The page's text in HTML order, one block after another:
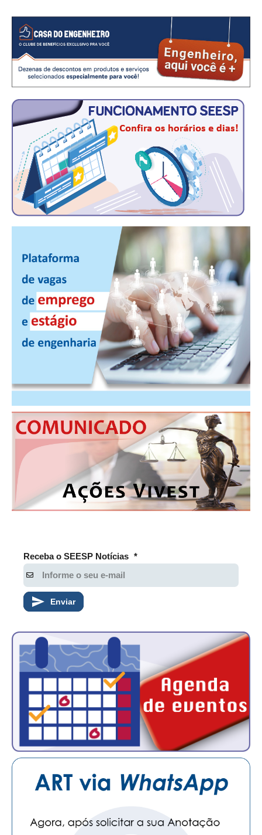
SEESPPREV
CONSÓRCIOS
CAMPANHAS SALARIAIS
PALAVRA DO MURILO
NOTÍCIAS
CONTEÚDO ESPECIAL
JORNAL DO ENGENHEIRO
AGENDA
NOTÍCIAS NO WHATSAPP
PUBLICAÇÕES
MANUAL DE REDAÇÃO
RELEASES
CONTATO
CADASTRO
ASSOCIE-SE
ATUALIZAÇÃO CADASTRAL
NÚCLEO JOVEM
Receba o SEESP Notícias *
Enviar